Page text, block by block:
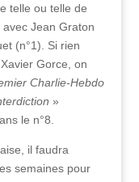
telle ou telle de
avec Jean Graton
(n°1). Si rien
Gorce, on
Charlie-Hebdo
»
le n°8.
il faudra
semaines pour